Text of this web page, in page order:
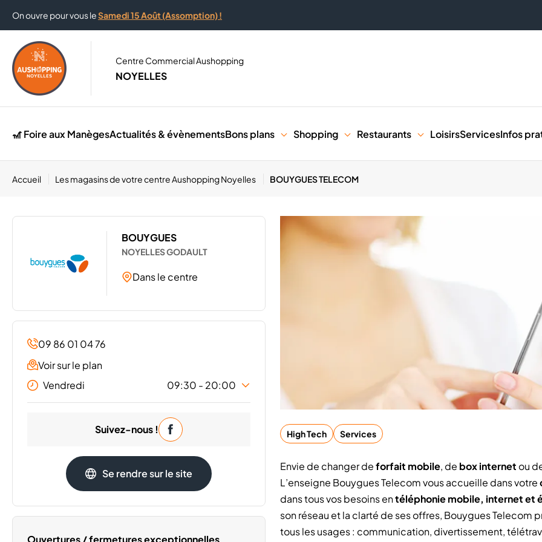
On ouvre pour vous leSamedi 15 Août (Assomption) !
Centre Commercial Aushopping
NOYELLES
🎢 Foire aux ManègesActualités & évènementsBons plans Shopping Restaurants LoisirsServicesInfos
Accueil Les magasins de votre centre Aushopping Noyelles BOUYGUES TELECOM
BOUYGUES
NOYELLES GODAULT
Dans le centre
09 86 01 04 76
Voir sur le plan
Vendredi
09:30 - 20:00
09:30 - 20:00
09:30 - 20:00
09:30 - 20:00
Samedi
09:30 - 20:00
Suivez-nous !
Se rendre sur le site
Ouvertures / fermetures exceptionnelles
High Tech Services
Envie de changer deforfait mobile, de box internet ou
L’enseigne Bouygues Telecom vous accueille dans votre
dans tous vos besoins entéléphonie mobile, internet et
son réseau et la clarté de ses offres, Bouygues
tous les usages : communication, divertissement,